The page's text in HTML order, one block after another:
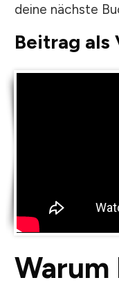
deine nächste
Beitrag als
Warum